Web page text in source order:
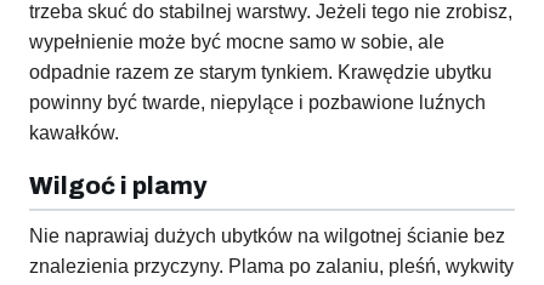
trzeba skuć do stabilnej warstwy. Jeżeli tego nie zrobisz,
wypełnienie może być mocne samo w sobie, ale
odpadnie razem ze starym tynkiem. Krawędzie ubytku
powinny być twarde, niepylące i pozbawione luźnych
kawałków.
Wilgoć i plamy
Nie naprawiaj dużych ubytków na wilgotnej ścianie bez
znalezienia przyczyny. Plama po zalaniu, pleśń, wykwity